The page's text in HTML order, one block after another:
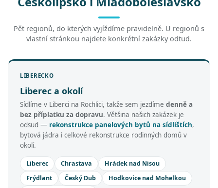
Pět regionů, do kterých vyjíždíme pravidelně. U regionů s
vlastní stránkou najdete konkrétní zakázky odtud.
LIBERECKO
Liberec a okolí
Sídlíme v Liberci na Rochlici, takže sem jezdíme denně a
bez příplatku za dopravu. Většina našich zakázek je
odsud — rekonstrukce panelových bytů na sídlištích,
bytová jádra i celkové rekonstrukce rodinných domů v
okolí.
Liberec Chrastava
Hrádek nad Nisou
Frýdlant
Český Dub
Hodkovice nad Mohelkou